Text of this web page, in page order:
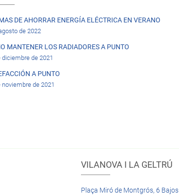
DE AHORRAR ENERGÍA ELÉCTRICA EN VERANO
de 2022
MANTENER LOS RADIADORES A PUNTO
diciembre de 2021
A PUNTO
noviembre de 2021
VILANOVA I LA GELTRÚ
Plaça Miró de Montgrós, 6 Bajos